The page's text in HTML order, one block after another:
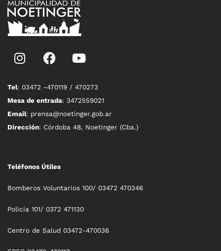
Tel: 03472 -470119 / 470273
Mesa de entrada: 3472559021
Email: prensa@noetinger.gob.ar
Dirección: Córdoba 48, Noetinger (Cba.)
Teléfonos Útiles
Bomberos Voluntarios 100/ 03472 470346
Policía 101/ 0372 471130
Centro de Salud 03472-470036